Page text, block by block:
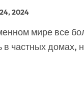
2024
в частных домах,